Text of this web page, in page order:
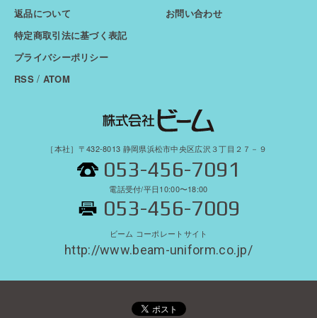
返品について
特定商取引法に基づく表記
プライバシーポリシー
RSS/ ATOM
お問い合わせ
［本社］〒432-8013 静岡県浜松市中央区広沢３丁目２７－９
053-456-7091
電話受付/平日10:00〜18:00
053-456-7009
ビーム コーポレートサイト
http://www.beam-uniform.co.jp/